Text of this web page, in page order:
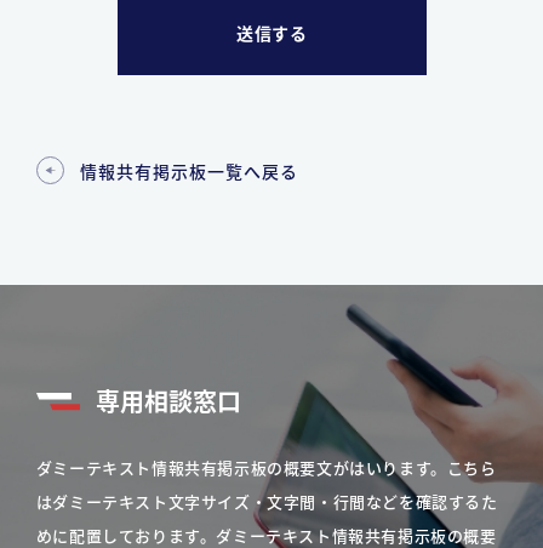
情報共有掲示板一覧へ戻る
専用相談窓口
ダミーテキスト情報共有掲示板の概要文がはいります。こちら
はダミーテキスト文字サイズ・文字間・行間などを確認するた
めに配置しております。ダミーテキスト情報共有掲示板の概要